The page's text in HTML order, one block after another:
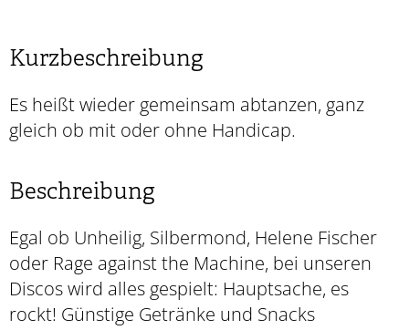
Kurzbeschreibung
Es heißt wieder gemeinsam abtanzen, ganz
gleich ob mit oder ohne Handicap.
Beschreibung
Egal ob Unheilig, Silbermond, Helene Fischer
oder Rage against the Machine, bei unseren
Discos wird alles gespielt: Hauptsache, es
rockt! Günstige Getränke und Snacks